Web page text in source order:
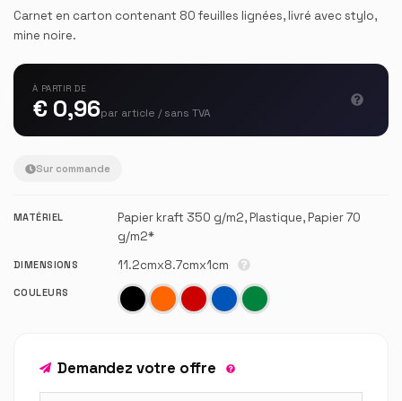
Carnet en carton contenant 80 feuilles lignées, livré avec stylo,
mine noire.
À PARTIR DE
€ 0,96par article / sans TVA
Sur commande
MATÉRIEL
Papier kraft 350 g/m2, Plastique, Papier 70
g/m2*
DIMENSIONS 11.2cmx8.7cmx1cm
COULEURS
Demandez votre offre